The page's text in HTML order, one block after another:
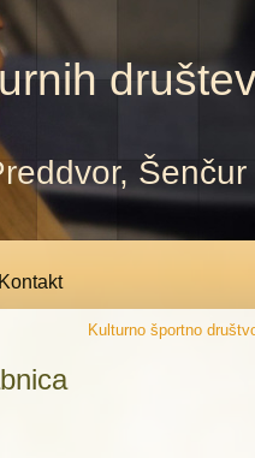
Šenčur
Kontakt
Kulturno športno